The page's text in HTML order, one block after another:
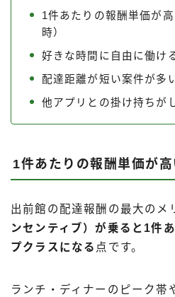
1件あたりの報酬単価が
時）
好きな時間に自由に働け
配達距離が短い案件が多
他アプリとの掛け持ちが
1件あたりの報酬単価が高
出前館の配達報酬の最大のメ
ンセンティブ）が乗ると1件
プクラスになる 点です。
ランチ・ディナーのピーク帯